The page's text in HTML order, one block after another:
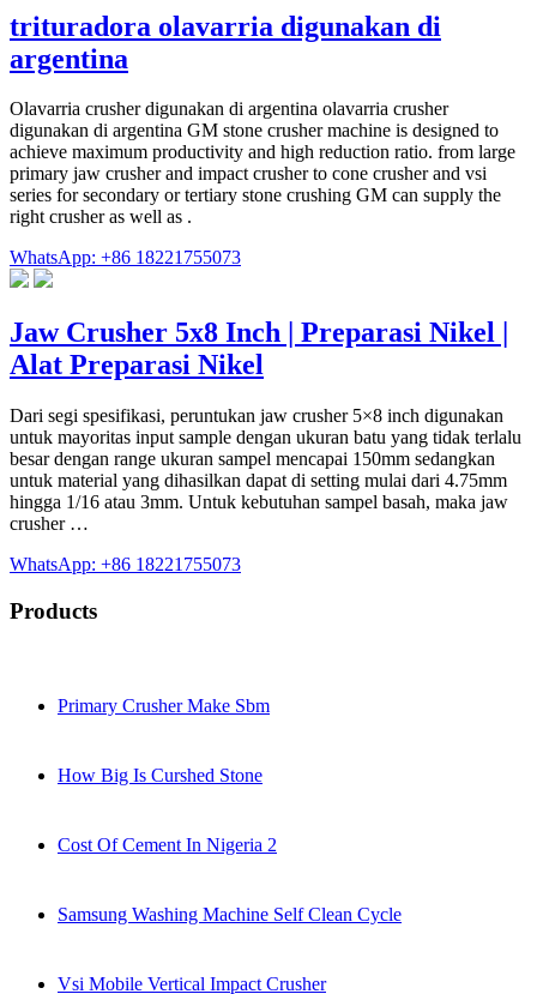
trituradora olavarria digunakan di
argentina
Olavarria crusher digunakan di argentina olavarria crusher
digunakan di argentina GM stone crusher machine is designed to
achieve maximum productivity and high reduction ratio. from large
primary jaw crusher and impact crusher to cone crusher and vsi
series for secondary or tertiary stone crushing GM can supply the
right crusher as well as .
WhatsApp: +86 18221755073
Jaw Crusher 5x8 Inch | Preparasi Nikel |
Alat Preparasi Nikel
Dari segi spesifikasi, peruntukan jaw crusher 5×8 inch digunakan
untuk mayoritas input sample dengan ukuran batu yang tidak terlalu
besar dengan range ukuran sampel mencapai 150mm sedangkan
untuk material yang dihasilkan dapat di setting mulai dari 4.75mm
hingga 1/16 atau 3mm. Untuk kebutuhan sampel basah, maka jaw
crusher …
WhatsApp: +86 18221755073
Products
Primary Crusher Make Sbm
How Big Is Curshed Stone
Cost Of Cement In Nigeria 2
Samsung Washing Machine Self Clean Cycle
Vsi Mobile Vertical Impact Crusher